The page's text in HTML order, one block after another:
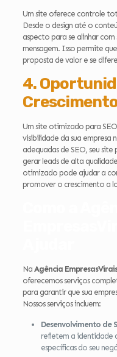
Um site oferece controle
Desde o design até o
aspecto para se alinhar
mensagem. Isso permite
proposta de valor e se
4.
Um site otimizado para
visibilidade da sua empresa
adequadas de SEO, seu
gerar leads de alta
otimizado pode ajudar a
promover o crescimento a
Na Agência
oferecemos serviços
para garantir que sua
Nossos serviços incluem:
Desenvolvimento de
refletem a identidade
específicas do seu